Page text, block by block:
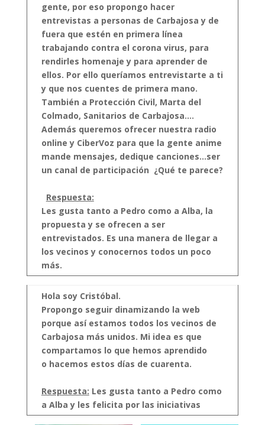
gente, por eso propongo hacer
entrevistas a personas de Carbajosa y de
fuera que estén en primera línea
trabajando contra el corona virus, para
rendirles homenaje y para aprender de
ellos. Por ello queríamos entrevistarte a ti
y que nos cuentes de primera mano.
También a Protección Civil, Marta del
Colmado, Sanitarios de Carbajosa….
Además queremos ofrecer nuestra radio
online y CiberVoz para que la gente anime
mande mensajes, dedique canciones…ser
un canal de participación ¿Qué te parece?
Respuesta:
Les gusta tanto a Pedro como a Alba, la
propuesta y se ofrecen a ser
entrevistados. Es una manera de llegar a
los vecinos y conocernos todos un poco
más.
Hola soy Cristóbal.
Propongo seguir dinamizando la web
porque así estamos todos los vecinos de
Carbajosa más unidos. Mi idea es que
compartamos lo que hemos aprendido
o hacemos estos días de cuarenta.
Respuesta: Les gusta tanto a Pedro como
a Alba y les felicita por las iniciativas